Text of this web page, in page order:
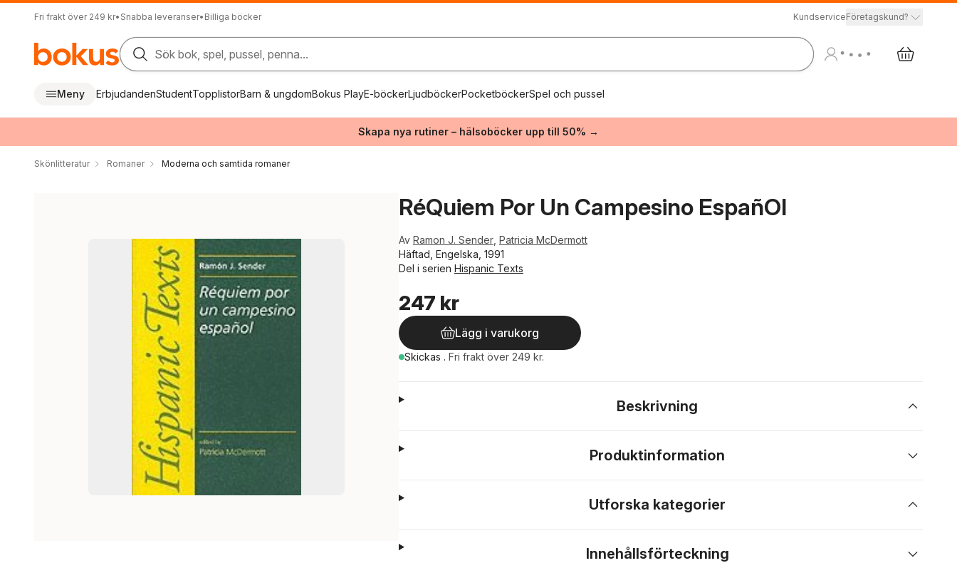
Fri frakt över 249 kr• Snabba leveranser• Billiga böcker KundserviceFöretagskund?
Sök bok, spel, pussel, penna...
Meny ErbjudandenStudentTopplistorBarn & ungdomBokus PlayE-böckerLjudböckerPocketböckerSpel och pussel
Skapa nya rutiner – hälsoböcker upp till 50% →
Skönlitteratur Romaner Moderna och samtida romaner
RéQuiem Por Un Campesino EspañOl
Av Ramon J. Sender Patricia McDermott
Häftad, Engelska, 1991
Del i serien Hispanic Texts
247 kr
Lägg i varukorg
Skickas . Fri frakt över 249 kr.
Beskrivning
Produktinformation
Utforska kategorier
Innehållsförteckning